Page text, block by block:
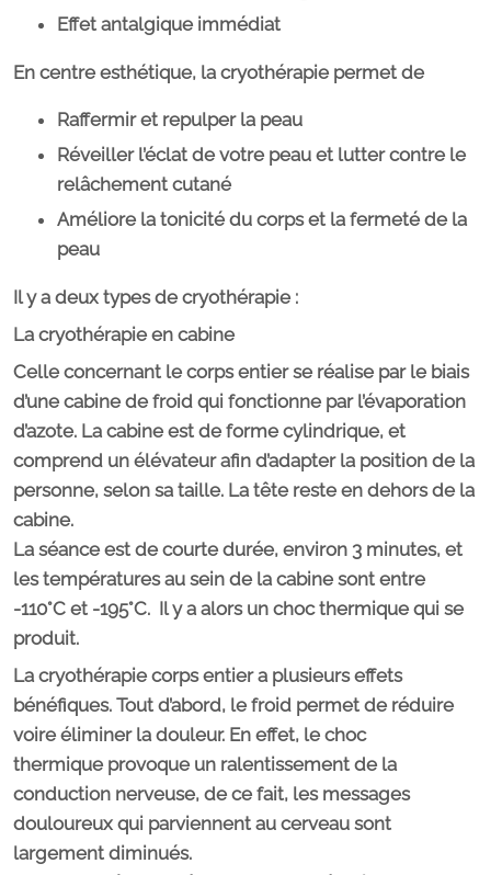
Effet antalgique immédiat
En centre esthétique, la cryothérapie permet de
Raffermir et repulper la peau
Réveiller l’éclat de votre peau et lutter contre le
relâchement cutané
Améliore la tonicité du corps et la fermeté de la
peau
Il y a deux types de cryothérapie :
La cryothérapie en cabine
Celle concernant le corps entier se réalise par le biais
d’une cabine de froid qui fonctionne par l’évaporation
d’azote. La cabine est de forme cylindrique, et
comprend un élévateur afin d’adapter la position de la
personne, selon sa taille. La tête reste en dehors de la
cabine.
La séance est de courte durée, environ 3 minutes, et
les températures au sein de la cabine sont entre
-110°C et -195°C. Il y a alors un choc thermique qui se
produit.
La cryothérapie corps entier a plusieurs effets
bénéfiques. Tout d’abord, le froid permet de réduire
voire éliminer la douleur. En effet, le choc
thermique provoque un ralentissement de la
conduction nerveuse, de ce fait, les messages
douloureux qui parviennent au cerveau sont
largement diminués.